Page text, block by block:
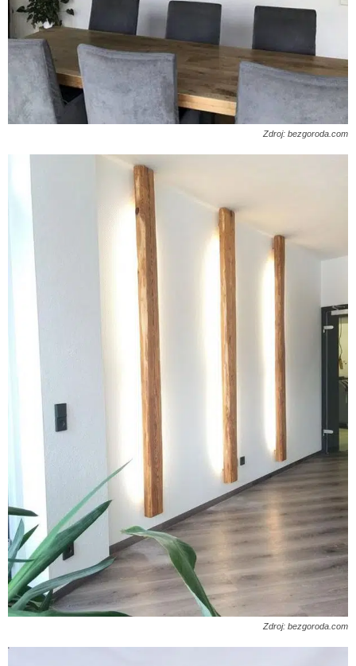
Zdroj: bezgoroda.com
Zdroj: bezgoroda.com